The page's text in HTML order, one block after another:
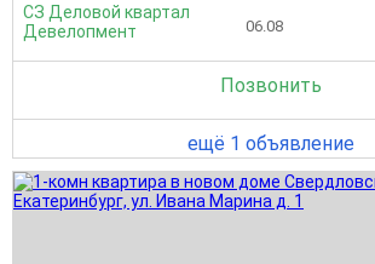
СЗ Деловой квартал
Девелопмент
06.08
Позвонить
ещё 1 объявление